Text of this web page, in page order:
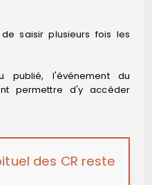
de saisir plusieurs fois les
publié, l'événement du
permettre d'y accéder
des CR reste